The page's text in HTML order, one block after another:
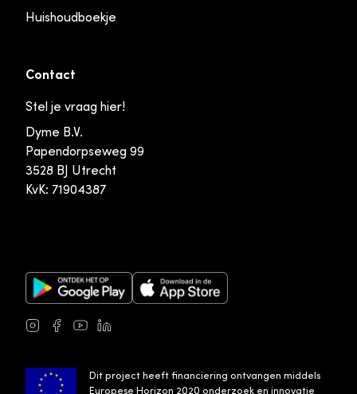
Huishoudboekje
Contact
Stel je vraag hier!
Dyme B.V.
Papendorpseweg 99
3528 BJ Utrecht
KvK: 71904387
Google Play Store Apple App Store
Instagram
Facebook
YoutubeLinkedIn
Dit project heeft financiering ontvangen middels
Europese Horizon 2020 onderzoek en innovatie